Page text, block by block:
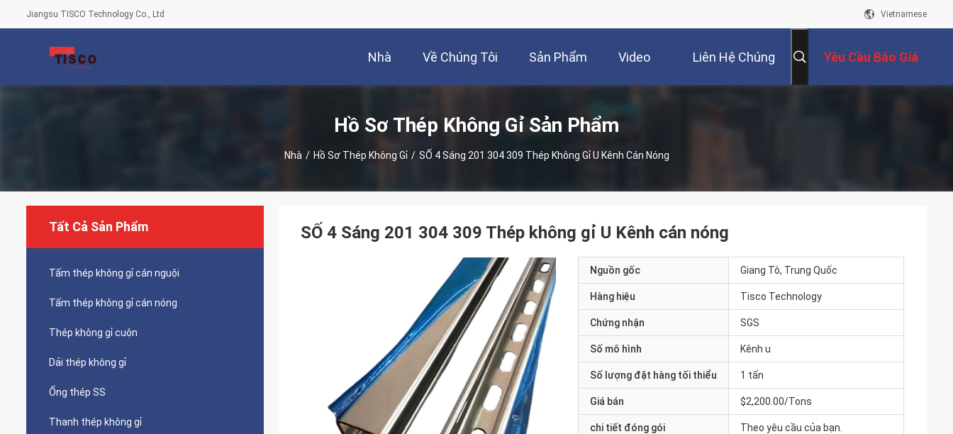
Jiangsu TISCO Technology Co., Ltd Vietnamese
Nhà Về Chúng Tôi Sản Phẩm Video Liên Hệ Chúng Yêu Cầu Báo Giá
Hồ Sơ Thép Không Gỉ Sản Phẩm
Nhà / Hồ Sơ Thép Không Gỉ / SỐ 4 Sáng 201 304 309 Thép Không Gỉ U Kênh Cán Nóng
Tất Cả Sản Phẩm
Tấm thép không gỉ cán nguội
Tấm thép không gỉ cán nóng
Thép không gỉ cuộn
Dải thép không gỉ
Ống thép SS
Thanh thép không gỉ
SỐ 4 Sáng 201 304 309 Thép không gỉ U Kênh cán nóng
Nguồn gốc Giang Tô, Trung Quốc
Hàng hiệu Tisco Technology
Chứng nhận SGS
Số mô hình Kênh u
Số lượng đặt hàng tối thiểu 1 tấn
Giá bán $2,200.00/Tons
chi tiết đóng gói Theo yêu cầu của bạn.